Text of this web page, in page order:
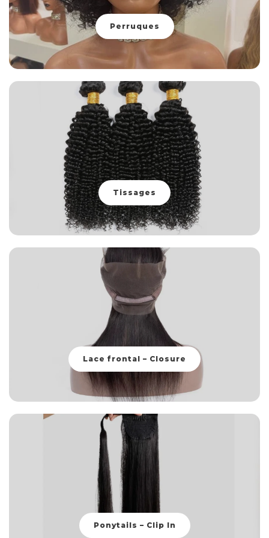
Perruques
Tissages
Lace frontal – Closure
Ponytails – Clip In